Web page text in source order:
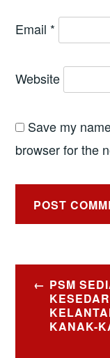
Email *
Website
Save my
browser for the
PostPSM
KANAK-